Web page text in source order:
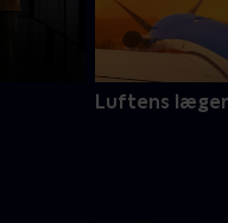
Luftens læger